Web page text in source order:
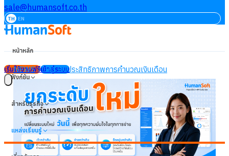
sale@humansoft.co.th
TH EN
หน้าหลัก
ฟังก์ชัน
สำหรับธุรกิจ
แหล่งเรียนรู้
เริ่มใช้งานฟรีเข้าสู่ระบบ
NEWS ยกระดับประสิทธิภาพการคำนวณเงินเดือน